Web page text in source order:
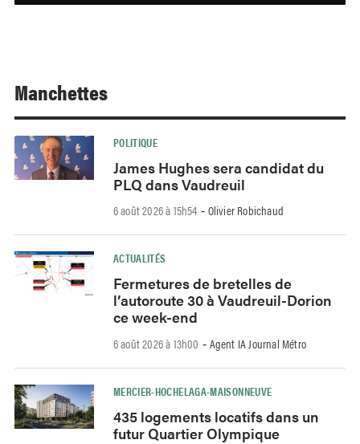
Manchettes
POLITIQUE
James Hughes sera candidat du
PLQ dans Vaudreuil
6 août 2026 à 15h54 - Olivier Robichaud
ACTUALITÉS
Fermetures de bretelles de
l’autoroute 30 à Vaudreuil-Dorion
ce week-end
6 août 2026 à 13h00 - Agent IA Journal Métro
MERCIER-HOCHELAGA-MAISONNEUVE
435 logements locatifs dans un
futur Quartier Olympique